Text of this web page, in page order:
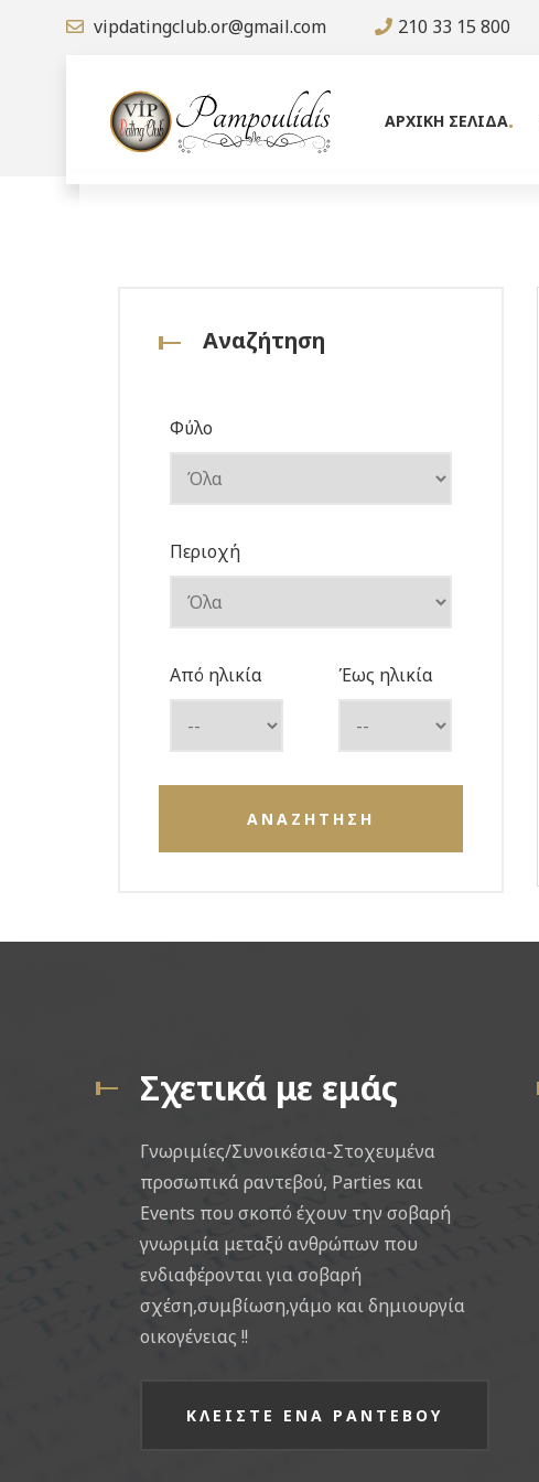
vipdatingclub.or@gmail.com 210 33 15 800
ΑΡΧΙΚΗ ΣΕΛΙΔΑ
Αναζήτηση
Φύλο
Περιοχή
Από ηλικία Έως ηλικία
ΑΝΑΖΗΤΗΣΗ
Σχετικά με εμάς
Γνωριμίες/Συνοικέσια-Στοχευμένα
προσωπικά ραντεβού, Parties και
Events που σκοπό έχουν την σοβαρή
γνωριμία μεταξύ ανθρώπων που
ενδιαφέρονται για σοβαρή
σχέση,συμβίωση,γάμο και δημιουργία
οικογένειας !!
ΚΛΕΙΣΤΕ ΕΝΑ ΡΑΝΤΕΒΟΥ